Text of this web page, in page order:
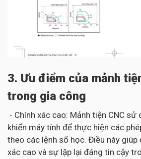
3. Ưu điểm của mảnh
trong gia công
- Chính xác cao: Mảnh tiện CNC sử
khiển máy tính để thực hiện các
theo các lệnh số học. Điều này
xác cao và sự lặp lại đáng tin cậy